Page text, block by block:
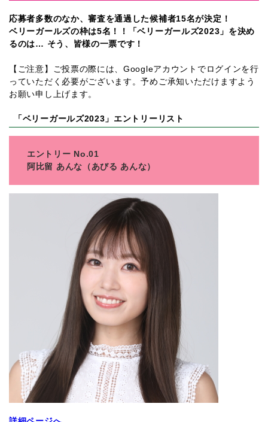
応募者多数のなか、審査を通過した候補者15名が決定！
ベリーガールズの枠は5名！！「ベリーガールズ2023」を決め
るのは… そう、皆様の一票です！
【ご注意】ご投票の際には、Googleアカウントでログインを行
っていただく必要がございます。予めご承知いただけますよう
お願い申し上げます。
「ベリーガールズ2023」エントリーリスト
エントリー No.01
阿比留 あんな（あびる あんな）